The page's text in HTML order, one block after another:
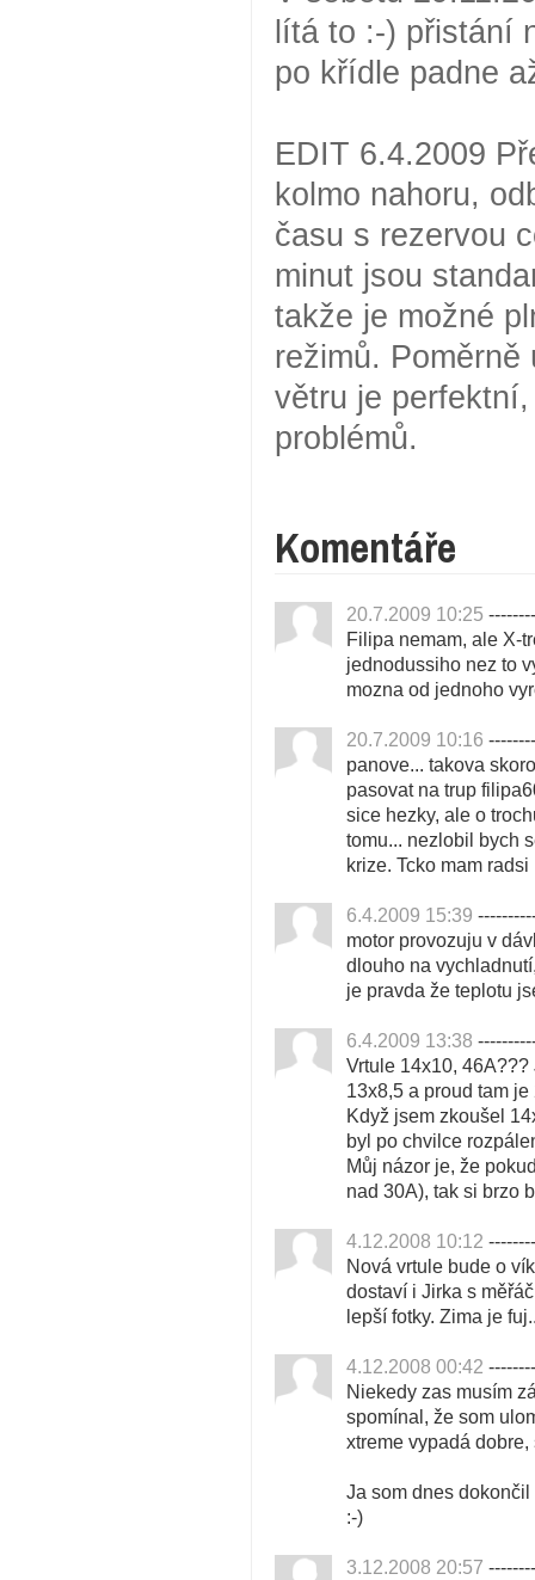
lítá to :-) přistání
po křídle padne
EDIT 6.4.2009
kolmo nahoru,
času s rezervou
minut jsou
takže je možné
režimů.
větru je
problémů.
Komentáře
20.7.2009 10:25
Filipa nemam, ale X-
jednodussiho nez to
mozna od jednoho
20.7.2009 10:16
panove... takova
pasovat na trup
sice hezky, ale o
tomu... nezlobil bych
krize. Tcko mam radsi
6.4.2009 15:39
motor provozuju v
dlouho na
je pravda že teplotu
6.4.2009 13:38
Vrtule 14x10,
13x8,5 a proud tam je
Když jsem zkoušel
byl po chvilce
Můj názor je, že
nad 30A), tak si brzo
4.12.2008 10:12
Nová vrtule bude o
dostaví i Jirka s
lepší fotky. Zima je
4.12.2008 00:42
Niekedy zas musím
spomínal, že som
xtreme vypadá
Ja som dnes
:-)
3.12.2008 20:57